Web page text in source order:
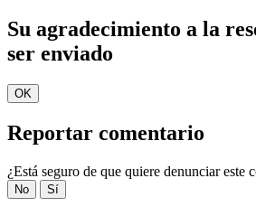
Su agradecimiento a la
ser enviado
OK
Reportar comentario
¿Está seguro de que quiere denunciar este
No Sí